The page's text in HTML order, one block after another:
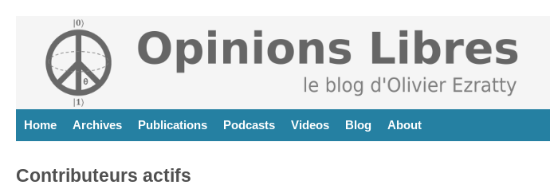
Home Archives Publications Podcasts Videos Blog About
Contributeurs actifs